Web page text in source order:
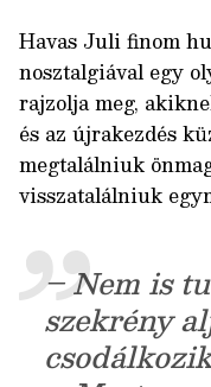
Havas Juli finom
nosztalgiával egy
rajzolja meg,
és az újrakezdés
megtalálniuk
visszatalálniuk
– Nem is
szekrény